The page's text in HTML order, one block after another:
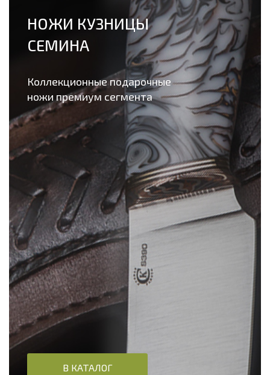
НОЖИ КУЗНИЦЫ
СЕМИНА
Коллекционные подарочные
ножи премиум сегмента
В КАТАЛОГ